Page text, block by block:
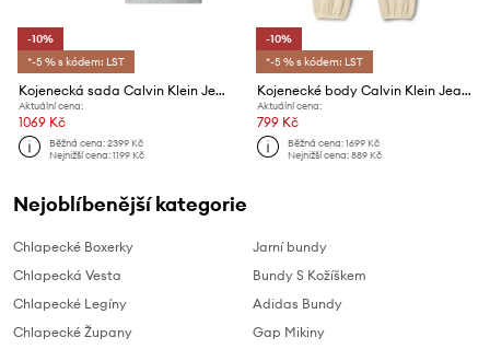
-10%
*-5 % s kódem: LST
Kojenecká sada Calvin Klein Jeans 3-pack
Aktuální cena:
1069 Kč
Běžná cena:2399 Kč
Nejnižší cena:1199 Kč
-10%
*-5 % s kódem: LST
Kojenecké body Calvin Klein Jeans
Aktuální cena:
799 Kč
Běžná cena:1699 Kč
Nejnižší cena:889 Kč
Nejoblíbenější kategorie
Chlapecké Boxerky
Chlapecká Vesta
Chlapecké Legíny
Chlapecké Župany
Jarní bundy
Bundy S Kožíškem
Adidas Bundy
Gap Mikiny